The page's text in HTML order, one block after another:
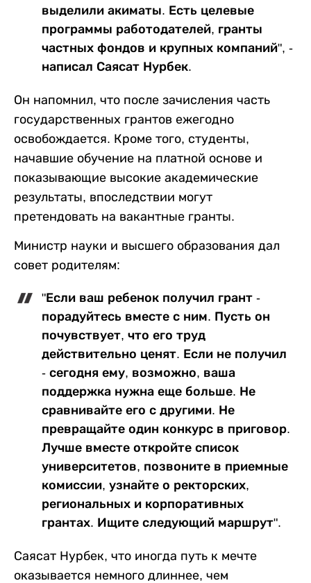
выделили акиматы. Есть целевые
программы работодателей, гранты
частных фондов и крупных компаний", -
написал Саясат Нурбек.
Он напомнил, что после зачисления часть
государственных грантов ежегодно
освобождается. Кроме того, студенты,
начавшие обучение на платной основе и
показывающие высокие академические
результаты, впоследствии могут
претендовать на вакантные гранты.
Министр науки и высшего образования дал
совет родителям:
"Если ваш ребенок получил грант -
порадуйтесь вместе с ним. Пусть он
почувствует, что его труд
действительно ценят. Если не получил
- сегодня ему, возможно, ваша
поддержка нужна еще больше. Не
сравнивайте его с другими. Не
превращайте один конкурс в приговор.
Лучше вместе откройте список
университетов, позвоните в приемные
комиссии, узнайте о ректорских,
региональных и корпоративных
грантах. Ищите следующий маршрут".
Саясат Нурбек, что иногда путь к мечте
оказывается немного длиннее, чем